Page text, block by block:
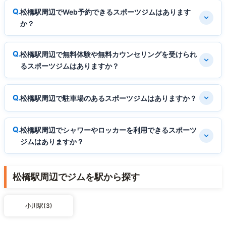
松橋駅周辺でWeb予約できるスポーツジムはあります
か？
松橋駅周辺で無料体験や無料カウンセリングを受けられ
るスポーツジムはありますか？
松橋駅周辺で駐車場のあるスポーツジムはありますか？
松橋駅周辺でシャワーやロッカーを利用できるスポーツ
ジムはありますか？
松橋駅周辺でジムを駅から探す
小川駅(3)